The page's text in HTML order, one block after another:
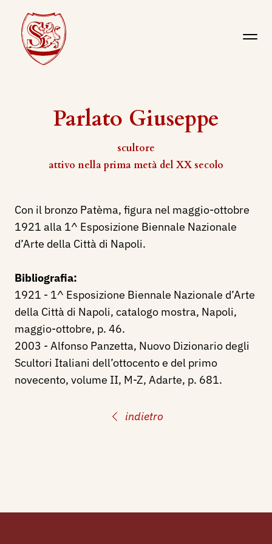
Parlato Giuseppe
scultore
attivo nella prima metà del XX secolo
indietro
Con il bronzo Patèma, figura nel maggio-ottobre
1921 alla 1^ Esposizione Biennale Nazionale
d’Arte della Città di Napoli.
Bibliografia:
1921 - 1^ Esposizione Biennale Nazionale d’Arte
della Città di Napoli, catalogo mostra, Napoli,
maggio-ottobre, p. 46.
2003 - Alfonso Panzetta, Nuovo Dizionario degli
Scultori Italiani dell’ottocento e del primo
novecento, volume II, M-Z, Adarte, p. 681.